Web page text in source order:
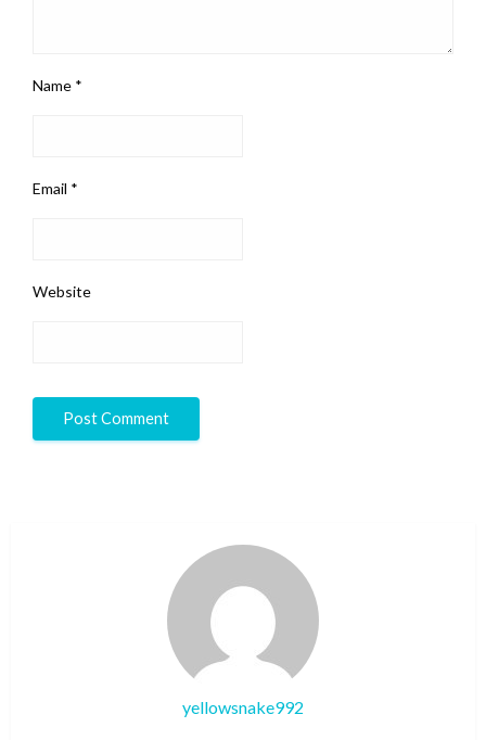
Name *
Email *
Website
yellowsnake992